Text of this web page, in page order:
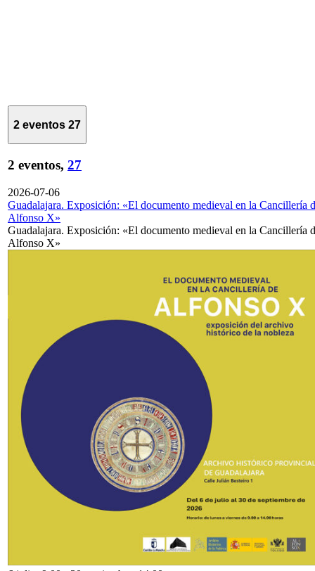
2 eventos 27
2 eventos, 27
2026-07-06
Guadalajara. Exposición: «El documento medieval en la Cancillería
Alfonso X»
Guadalajara. Exposición: «El documento medieval en la Cancillería
Alfonso X»